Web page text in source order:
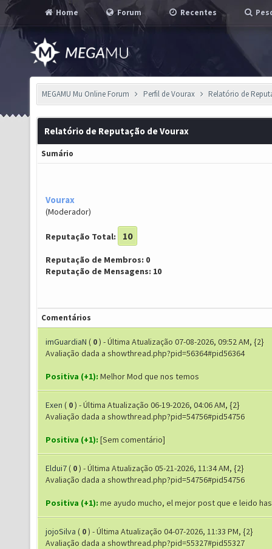
Home Forum Recentes
MEGAMU Mu Online Forum Perfil de Vourax Relatório de
Relatório de Reputação de Vourax
Sumário
Vourax
(Moderador)
Reputação Total: 10
Reputação de Membros: 0
Reputação de Mensagens: 10
Comentários
imGuardiaN ( 0) - Última Atualização 07-08-2026, 09:52 AM, {2}
Avaliação dada a showthread.php?pid=56364#pid56364
Positiva (+1): Melhor Mod que nos temos
Exen ( 0) - Última Atualização 06-19-2026, 04:06 AM, {2}
Avaliação dada a showthread.php?pid=54756#pid54756
Positiva (+1): [Sem comentário]
Eldui7( 0) - Última Atualização 05-21-2026, 11:34 AM, {2}
Avaliação dada a showthread.php?pid=54756#pid54756
Positiva (+1): me ayudo mucho, el mejor post que e leido
jojoSilva ( 0) - Última Atualização 04-07-2026, 11:33 PM, {2}
Avaliação dada a showthread.php?pid=55327#pid55327